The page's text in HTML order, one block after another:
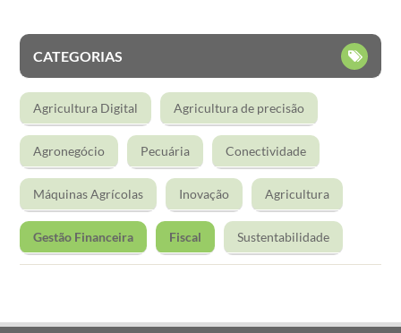
CATEGORIAS
Agricultura Digital Agricultura de precisão
Agronegócio Pecuária Conectividade
Máquinas Agrícolas Inovação Agricultura
Gestão Financeira Fiscal Sustentabilidade